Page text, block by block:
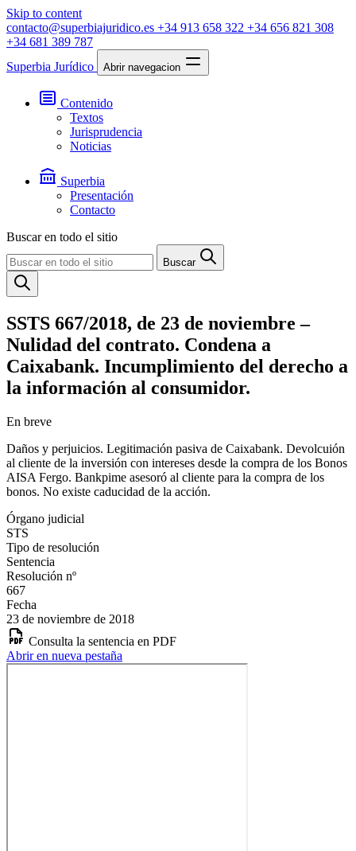
Skip to content
contacto@superbiajuridico.es +34 913 658 322 +34 656 821 308
+34 681 389 787
Superbia Jurídico
Abrir navegacion
Contenido
Textos
Jurisprudencia
Noticias
Superbia
Presentación
Contacto
Buscar en todo el sitio
Buscar
SSTS 667/2018, de 23 de noviembre –
Nulidad del contrato. Condena a
Caixabank. Incumplimiento del derecho a
la información al consumidor.
En breve
Daños y perjuicios. Legitimación pasiva de Caixabank. Devolcuión
al cliente de la inversión con intereses desde la compra de los Bonos
AISA Fergo. Bankpime asesoró al cliente para la compra de los
bonos. No existe caducidad de la acción.
Órgano judicial
STS
Tipo de resolución
Sentencia
Resolución nº
667
Fecha
23 de noviembre de 2018
Consulta la sentencia en PDF
Abrir en nueva pestaña